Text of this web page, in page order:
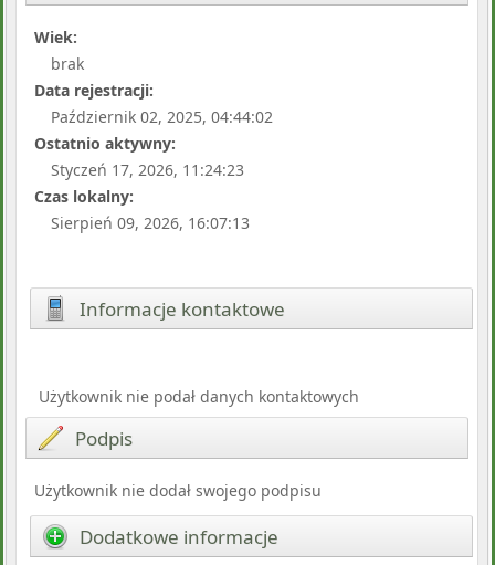
Wiek:
brak
Data rejestracji:
Październik 02, 2025, 04:44:02
Ostatnio aktywny:
Styczeń 17, 2026, 11:24:23
Czas lokalny:
Sierpień 09, 2026, 16:07:13
Informacje kontaktowe
Użytkownik nie podał danych kontaktowych
Podpis
Użytkownik nie dodał swojego podpisu
Dodatkowe informacje